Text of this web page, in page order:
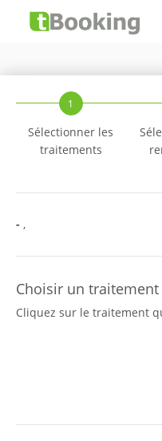
1
Sélectionner les
traitements
- ,
Choisir un traitement
Cliquez sur le traitement